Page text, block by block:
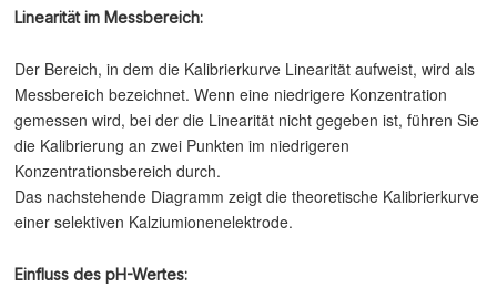
Linearität im Messbereich:
Der Bereich, in dem die Kalibrierkurve Linearität aufweist, wird als
Messbereich bezeichnet. Wenn eine niedrigere Konzentration
gemessen wird, bei der die Linearität nicht gegeben ist, führen Sie
die Kalibrierung an zwei Punkten im niedrigeren
Konzentrationsbereich durch.
Das nachstehende Diagramm zeigt die theoretische Kalibrierkurve
einer selektiven Kalziumionenelektrode.
Einfluss des pH-Wertes: